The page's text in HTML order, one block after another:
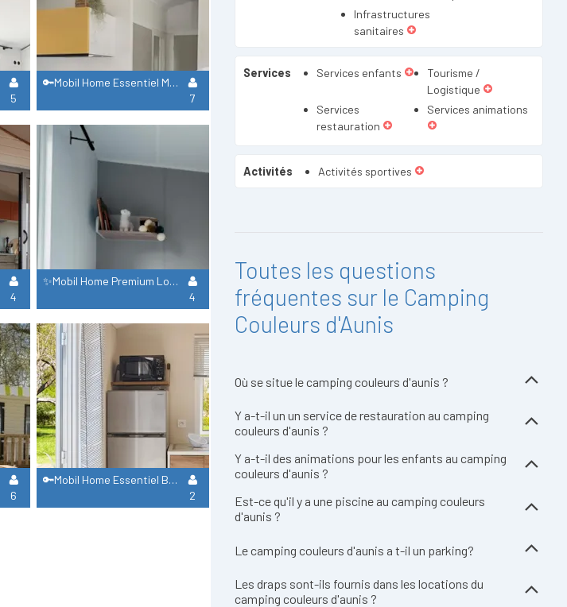
5
🔑Mobil Home Essentiel Malaga Trio
7
4
✨Mobil Home Premium Loggia Bay/ Lave Vaisselle + Climatisation
4
6
🔑Mobil Home Essentiel Bahia
2
Infrastructures
sanitaires
Services Services enfants
Tourisme /
Logistique
Services
restauration
Services animations
Activités Activités sportives
Toutes les questions
fréquentes sur le Camping
Couleurs d'Aunis
Où se situe le camping couleurs d'aunis ?
Y a-t-il un un service de restauration au camping
couleurs d'aunis ?
Y a-t-il des animations pour les enfants au camping
couleurs d'aunis ?
Est-ce qu'il y a une piscine au camping couleurs
d'aunis ?
Le camping couleurs d'aunis a t-il un parking?
Les draps sont-ils fournis dans les locations du
camping couleurs d'aunis ?